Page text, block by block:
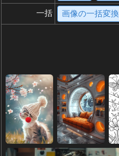
一括 画像の一括変換